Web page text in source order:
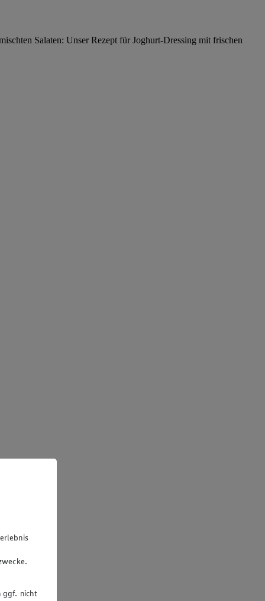
Salaten: Unser Rezept für Joghurt-Dressing mit frischen
ggf. nicht